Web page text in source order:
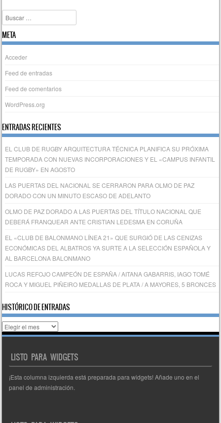
Buscar
META
Acceder
Feed de entradas
Feed de comentarios
WordPress.org
ENTRADAS RECIENTES
EL CLUB DE RUGBY ARQUITECTURA TÉCNICA PLANIFICA SU PRÓXIMA
TEMPORADA CON NUEVAS INCORPORACIONES Y EL «CAMPUS INFANTIL
DE RUGBY» EN AGOSTO
LAS PUERTAS DEL NACIONAL SE CERRARON PARA OLMO DE PAZ
DORADO CON UN MINUTO ESCASO DE ADELANTO
OLMO DE PAZ DORADO A LAS PUERTAS DEL TÍTULO NACIONAL QUE
DEBERÁ FRANQUEAR ANTE CRISTIAN LEDESMA EN CORUÑA
EL «CLUB DE BALONMANO LÍNEA 21» QUE SURGIÓ DE LAS CENIZAS
ECONÓMICAS DEL ALBATROS YA SURTE A LA SELECCIÓN ESPAÑOLA Y
AL BARCELONA BALONMANO
LUCAS REFOJO CAMPEÓN DE ESPAÑA / AITANA GABARRIS, IAGO TOMÉ
ROCA Y MIGUEL PIÑEIRO MEDALLAS DE PLATA / A MAYORES, 5 BRONCES
HISTÓRICO DE ENTRADAS
Histórico
de
LISTO PARA WIDGETS
¡Esta columna izquierda está preparada para widgets! Añade uno en el
panel de administración.